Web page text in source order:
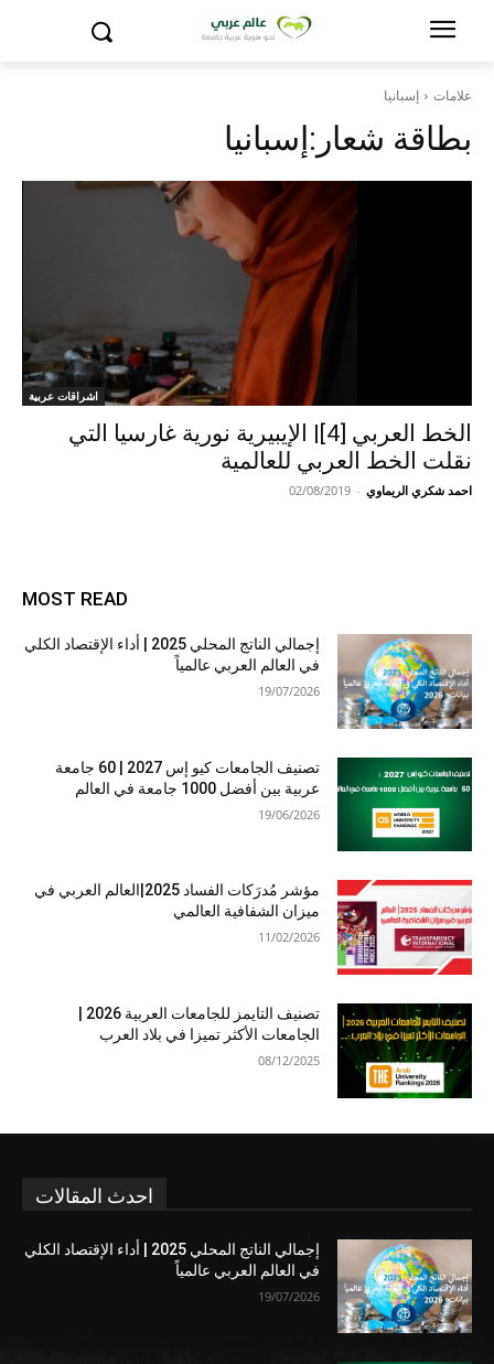
علامات إسبانيا
بطاقة شعار:إسبانيا
اشراقات عربية
الخط العربي [4]| الإيبيرية نورية غارسيا التي
نقلت الخط العربي للعالمية
احمد شكري الريماوي -
02/08/2019
MOST READ
إجمالي الناتج المحلي 2025 | أداء الإقتصاد الكلي
في العالم العربي عالمياً
19/07/2026
تصنيف الجامعات كيو إس 2027 | 60 جامعة
عربية بين أفضل 1000 جامعة في العالم
19/06/2026
مؤشر مُدرَكات الفساد 2025|العالم العربي في
ميزان الشفافية العالمي
11/02/2026
الجامعات الأكثر تميزا في بلاد العرب
08/12/2025
احدث المقالات
إجمالي الناتج المحلي 2025 | أداء الإقتصاد الكلي
في العالم العربي عالمياً
19/07/2026